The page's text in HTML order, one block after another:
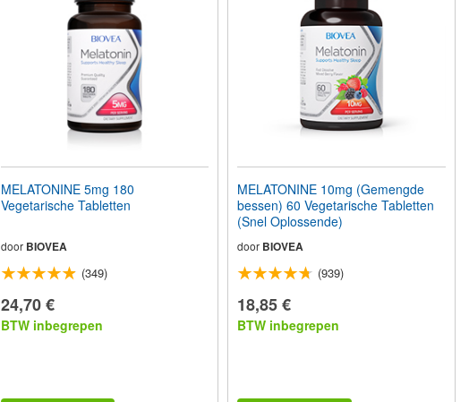
MELATONINE 5mg 180
Vegetarische Tabletten
door BIOVEA
(349)
24,70 €
BTW inbegrepen
MELATONINE 10mg (Gemengde
bessen) 60 Vegetarische Tabletten
(Snel Oplossende)
door BIOVEA
(939)
18,85 €
BTW inbegrepen